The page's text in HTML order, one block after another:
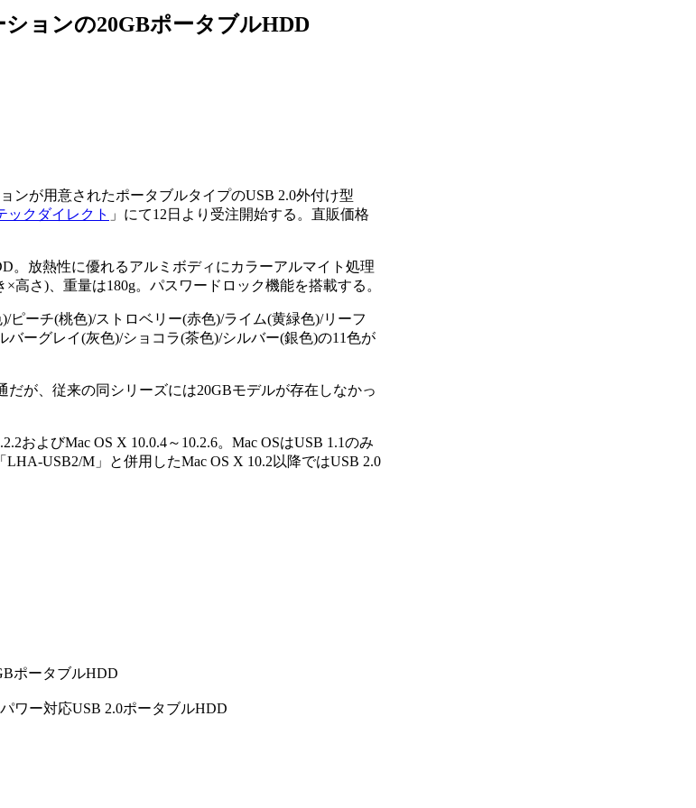
ョンの20GBポータブルHDD
ンが用意されたポータブルタイプのUSB 2.0外付け型
ックダイレクト 」にて12日より受注開始する。直販価格
放熱性に優れるアルミボディにカラーアルマイト処理
高さ)、重量は180g。パスワードロック機能を搭載する。
ーチ(桃色)/ストロベリー(赤色)/ライム(黄緑色)/リーフ
ーグレイ(灰色)/ショコラ(茶色)/シルバー(銀色)の11色が
が、従来の同シリーズには20GBモデルが存在しなかっ
およびMac OS X 10.0.4～10.2.6。Mac OSはUSB 1.1のみ
USB2/M」と併用したMac OS X 10.2以降ではUSB 2.0
ポータブルHDD
ワー対応USB 2.0ポータブルHDD